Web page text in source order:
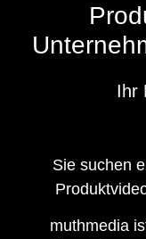
Ihr
Sie suchen
muthmedia